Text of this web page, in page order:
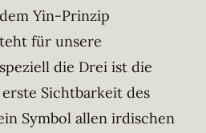
Yin-Prinzip
für unsere
die Drei ist die
Sichtbarkeit des
Symbol allen irdischen